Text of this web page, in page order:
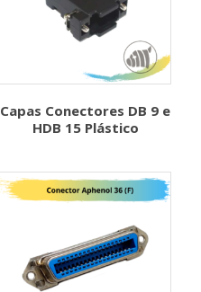
Capas Conectores DB 9 e
HDB 15 Plástico